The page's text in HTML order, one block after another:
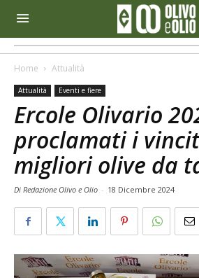
Home Attualità
Attualità Eventi e fiere
Ercole Olivario
proclamati i
migliori olive da
Di Redazione Olivo e Olio - 18 Dicembre 2024